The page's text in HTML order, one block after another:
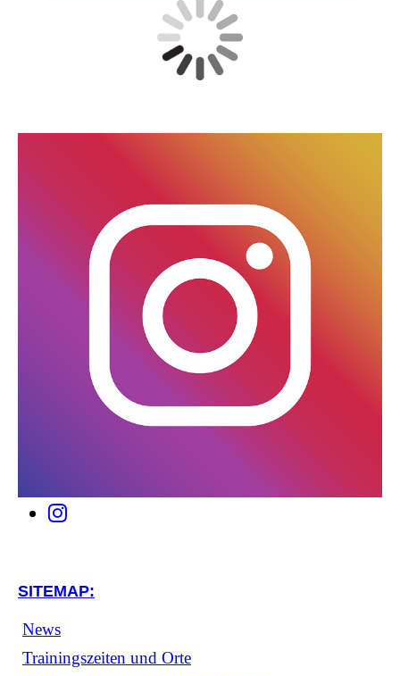
SITEMAP:
News
Trainingszeiten und Orte